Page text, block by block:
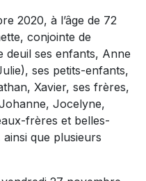
2020, à l’âge de 72
conjointe de
deuil ses enfants, Anne
ses petits-enfants,
Xavier, ses frères,
Jocelyne,
frères et belles-
que plusieurs